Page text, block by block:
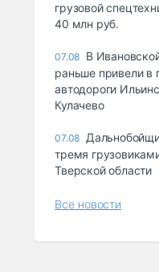
грузовой
40 млн руб.
07.08 В
раньше привели в
автодороги
Кулачево
07.08
тремя
Тверской области
Все новости